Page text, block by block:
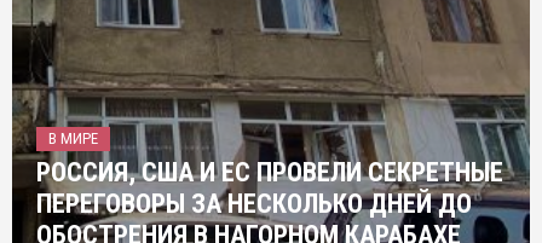
В МИРЕ
РОССИЯ, США И ЕС ПРОВЕЛИ СЕКРЕТНЫЕ
ПЕРЕГОВОРЫ ЗА НЕСКОЛЬКО ДНЕЙ ДО
ОБОСТРЕНИЯ В НАГОРНОМ КАРАБАХЕ